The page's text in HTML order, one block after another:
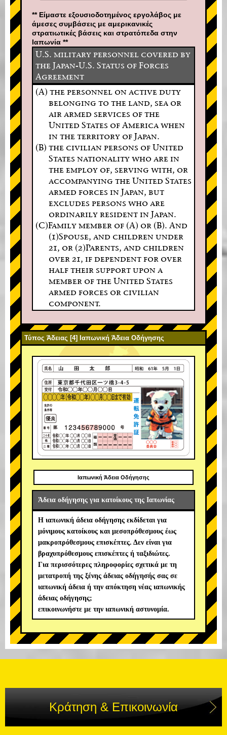
** Είμαστε εξουσιοδοτημένος εργολάβος με
άμεσες συμβάσεις με αμερικανικές
στρατιωτικές βάσεις και στρατόπεδα στην
Ιαπωνία **
U.S. military personnel covered by
the Japan-U.S. Status of Forces
Agreement
(A) the personnel on active duty
belonging to the land, sea or
air armed services of the
United States of America when
in the territory of Japan.
(B) the civilian persons of United
States nationality who are in
the employ of, serving with, or
accompanying the United States
armed forces in Japan, but
excludes persons who are
ordinarily resident in Japan.
(C)Family member of (A) or (B). And
(1)Spouse, and children under
21, or (2)Parents, and children
over 21, if dependent for over
half their support upon a
member of the United States
armed forces or civilian
component.
Τύπος Άδειας [4] Ιαπωνική Άδεια Οδήγησης
Ιαπωνική Άδεια Οδήγησης
Άδεια οδήγησης για κατοίκους της Ιαπωνίας
Η ιαπωνική άδεια οδήγησης εκδίδεται για
μόνιμους κατοίκους και μεσοπρόθεσμους έως
μακροπρόθεσμους επισκέπτες. Δεν είναι για
βραχυπρόθεσμους επισκέπτες ή ταξιδιώτες.
Για περισσότερες πληροφορίες σχετικά με τη
μετατροπή της ξένης άδειας οδήγησής σας σε
ιαπωνική άδεια ή την απόκτηση νέας ιαπωνικής
άδειας οδήγησης;
επικοινωνήστε με την ιαπωνική αστυνομία.
Κράτηση & Επικοινωνία